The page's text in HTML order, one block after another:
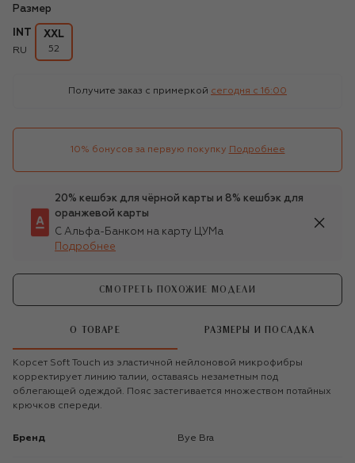
Размер
INT
RU
XXL
52
Получите заказ с примеркой сегодня c 16:00
10% бонусов за первую покупку Подробнее
20% кешбэк для чёрной карты и 8% кешбэк для
оранжевой карты
С Альфа-Банком на карту ЦУМа
Подробнее
СМОТРЕТЬ ПОХОЖИЕ МОДЕЛИ
О ТОВАРЕ РАЗМЕРЫ И ПОСАДКА
Корсет Soft Touch из эластичной нейлоновой микрофибры
корректирует линию талии, оставаясь незаметным под
облегающей одеждой. Пояс застегивается множеством потайных
крючков спереди.
Бренд Bye Bra